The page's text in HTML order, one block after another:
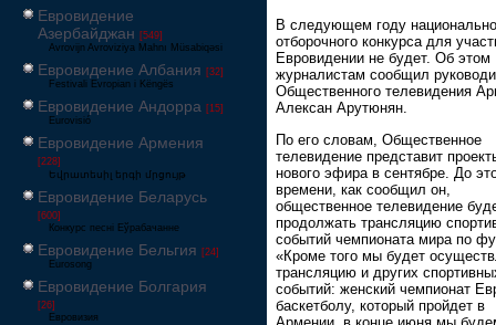
Евровидение
Азербайджан [549]
Avrovijn Avroviziya Mahnı Müsabiqəsi
Евровидение Албания [32]
Festivali Evropian i Këngës
Евровидение Андорра [15]
Eurovisió
Евровидение Армения
[228]
Եվրատեսիլ երգի մրցույթ
Евровидение Беларусь
[600]
Конкурс песні Еўрабачанне
Евровидение Бельгия [24]
Eurosong
Евровидение Болгария
[26]
Евровизия
В следующем году
отборочного конкурса для
Евровидении не будет. Об этом
журналистам сообщил
Общественного телевидения
Алексан Арутюнян.
По его словам, Общественное
телевидение представит
нового эфира в сентябре. До
времени, как сообщил он,
общественное телевидение
продолжать трансляцию
событий чемпионата мира по
«Кроме того мы будет
трансляцию и других
событий: женский чемпионат
баскетболу, который пройдет в